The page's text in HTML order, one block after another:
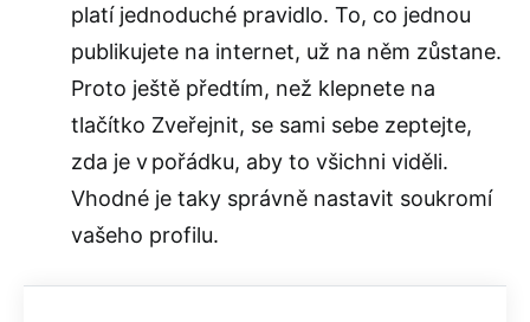
platí jednoduché pravidlo. To, co jednou
publikujete na internet, už na něm zůstane.
Proto ještě předtím, než klepnete na
tlačítko Zveřejnit, se sami sebe zeptejte,
zda je v pořádku, aby to všichni viděli.
Vhodné je taky správně nastavit soukromí
vašeho profilu.